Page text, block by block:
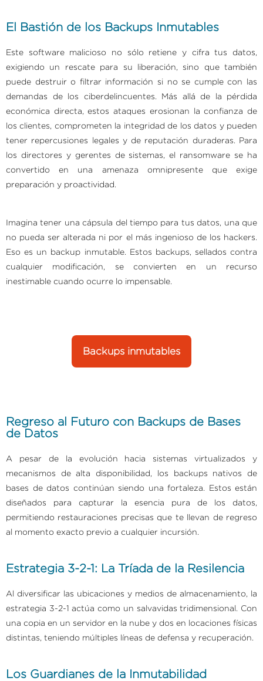
El Bastión de los Backups Inmutables
Este software malicioso no sólo retiene y cifra tus datos,
exigiendo un rescate para su liberación, sino que también
puede destruir o filtrar información si no se cumple con las
demandas de los ciberdelincuentes. Más allá de la pérdida
económica directa, estos ataques erosionan la confianza de
los clientes, comprometen la integridad de los datos y pueden
tener repercusiones legales y de reputación duraderas. Para
los directores y gerentes de sistemas, el ransomware se ha
convertido en una amenaza omnipresente que exige
preparación y proactividad.
Imagina tener una cápsula del tiempo para tus datos, una que
no pueda ser alterada ni por el más ingenioso de los hackers.
Eso es un backup inmutable. Estos backups, sellados contra
cualquier modificación, se convierten en un recurso
inestimable cuando ocurre lo impensable.
Backups inmutables
Regreso al Futuro con Backups de Bases
de Datos
A pesar de la evolución hacia sistemas virtualizados y
mecanismos de alta disponibilidad, los backups nativos de
bases de datos continúan siendo una fortaleza. Estos están
diseñados para capturar la esencia pura de los datos,
permitiendo restauraciones precisas que te llevan de regreso
al momento exacto previo a cualquier incursión.
Estrategia 3-2-1: La Tríada de la Resilencia
Al diversificar las ubicaciones y medios de almacenamiento, la
estrategia 3-2-1 actúa como un salvavidas tridimensional. Con
una copia en un servidor en la nube y dos en locaciones físicas
distintas, teniendo múltiples líneas de defensa y recuperación.
Los Guardianes de la Inmutabilidad